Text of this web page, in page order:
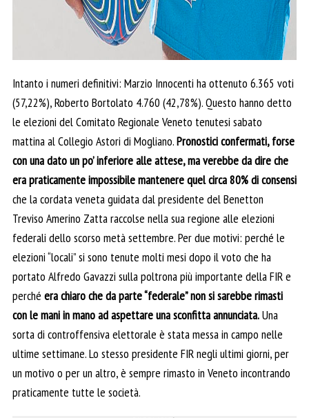
Intanto i numeri definitivi: Marzio Innocenti ha ottenuto 6.365 voti
(57,22%), Roberto Bortolato 4.760 (42,78%). Questo hanno detto
le elezioni del Comitato Regionale Veneto tenutesi sabato
mattina al Collegio Astori di Mogliano.Pronostici confermati, forse
con una dato un po’ inferiore alle attese, ma verebbe da dire che
era praticamente impossibile mantenere quel circa 80% di consensi
che la cordata veneta guidata dal presidente del Benetton
Treviso Amerino Zatta raccolse nella sua regione alle elezioni
federali dello scorso metà settembre. Per due motivi: perché le
elezioni “locali” si sono tenute molti mesi dopo il voto che ha
portato Alfredo Gavazzi sulla poltrona più importante della FIR e
perché era chiaro che da parte “federale” non si sarebbe rimasti
con le mani in mano ad aspettare una sconfitta annunciata.Una
sorta di controffensiva elettorale è stata messa in campo nelle
ultime settimane. Lo stesso presidente FIR negli ultimi giorni, per
un motivo o per un altro, è sempre rimasto in Veneto incontrando
praticamente tutte le società.